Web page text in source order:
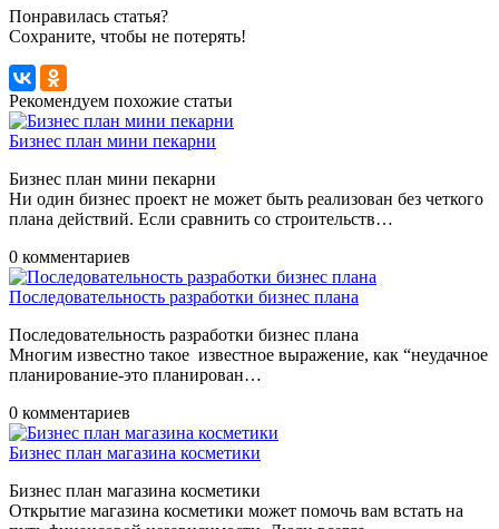
Понравилась статья?
Сохраните, чтобы не потерять!
Рекомендуем похожие статьи
Бизнес план мини пекарни
Бизнес план мини пекарни
Ни один бизнес проект не может быть реализован без четкого
плана действий. Если сравнить со строительств…
0 комментариев
Последовательность разработки бизнес плана
Последовательность разработки бизнес плана
Многим известно такое известное выражение, как “неудачное
планирование-это планирован…
0 комментариев
Бизнес план магазина косметики
Бизнес план магазина косметики
Открытие магазина косметики может помочь вам встать на